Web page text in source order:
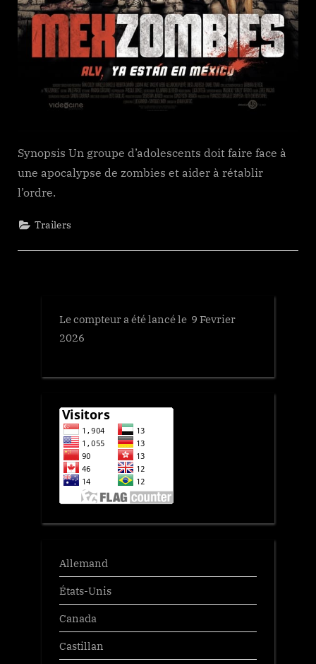
Synopsis Un groupe d’adolescents doit faire face à
une apocalypse de zombies et aider à rétablir
l’ordre.
Trailers
Le compteur a été lancé le 9 Fevrier
2026
Allemand
États-Unis
Canada
Castillan